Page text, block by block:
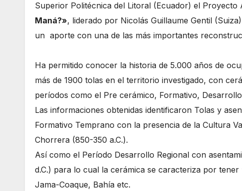
Superior Politécnica del Litoral (Ecuador) el Proyecto
Maná?», liderado por Nicolás Guillaume Gentil
un aporte con una de las más importantes
Ha permitido conocer la historia de 5.000 años de
más de 1900 tolas en el territorio investigado, con
períodos como el Pre cerámico, Formativo,
Las informaciones obtenidas identificaron Tolas y
Formativo Temprano con la presencia de la Cultura
Chorrera (850-350 a.C.).
Así como el Período Desarrollo Regional con
d.C.) para lo cual la cerámica se caracteriza por
Jama-Coaque, Bahía etc.